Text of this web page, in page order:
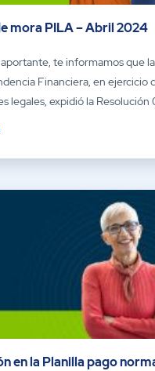
mora PILA – Abril 2024
te informamos que la
Financiera, en ejercicio
legales, expidió la Resolución
en la Planilla pago